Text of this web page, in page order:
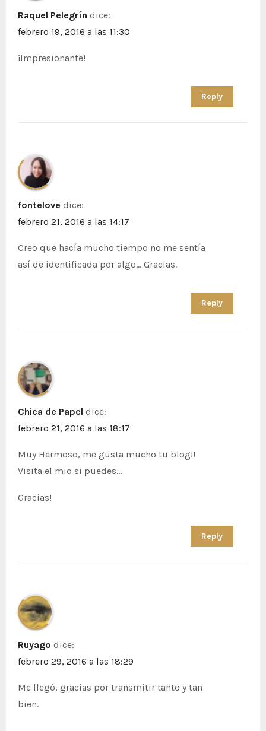
Raquel Pelegrín dice:
febrero 19, 2016 a las 11:30
¡Impresionante!
Reply
fontelove dice:
febrero 21, 2016 a las 14:17
Creo que hacía mucho tiempo no me sentía
así de identificada por algo… Gracias.
Reply
Chica de Papel dice:
febrero 21, 2016 a las 18:17
Muy Hermoso, me gusta mucho tu blog!!
Visita el mio si puedes…
Gracias!
Reply
Ruyago dice:
febrero 29, 2016 a las 18:29
Me llegó, gracias por transmitir tanto y tan
bien.